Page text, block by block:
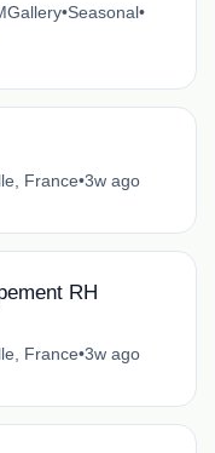
•Seasonal•
France•3w ago
RH
France•3w ago